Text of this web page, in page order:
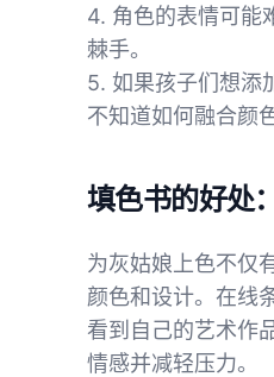
4. 角色的表情可能
棘手。
5. 如果孩子们想添
不知道如何融合颜
填色书的好处
为灰姑娘上色不仅
颜色和设计。在线
看到自己的艺术作
情感并减轻压力。